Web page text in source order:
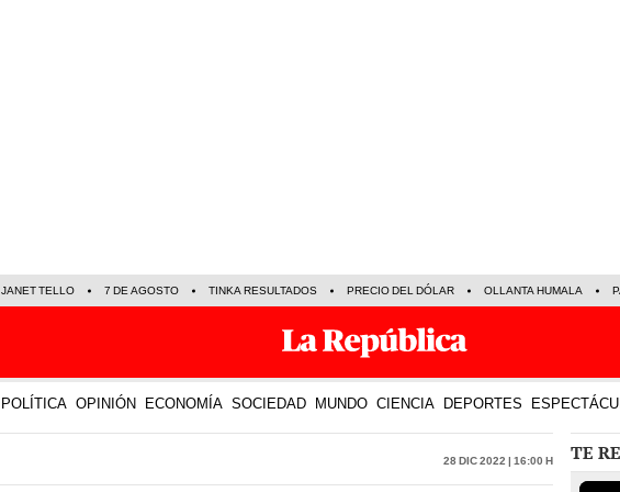
JANET TELLO 7 DE AGOSTO TINKA RESULTADOS PRECIO DEL DÓLAR OLLANTA HUMALA
POLÍTICA OPINIÓN ECONOMÍA SOCIEDAD MUNDO CIENCIA DEPORTES
28 Dic 2022 | 16:00 h TE